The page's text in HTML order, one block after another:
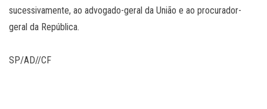
sucessivamente, ao advogado-geral da União e ao procurador-
geral da República.
SP/AD//CF